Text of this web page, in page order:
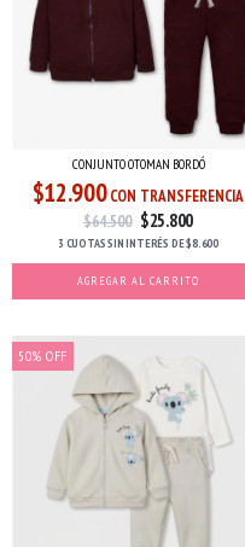
CONJUNTO OTOMAN BORDÓ
$12.900 CON TRANSFERENCIA
$64.500 $25.800
3 CUOTASSIN INTERÉS DE$8.600
AGREGAR AL CARRITO
50% OFF